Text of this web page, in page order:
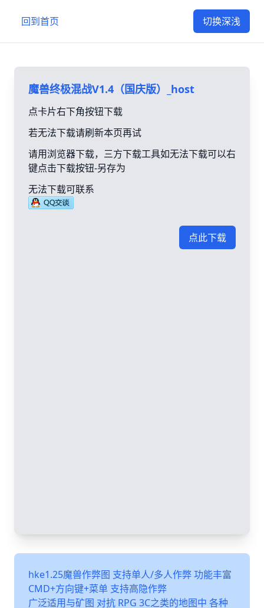
回到首页 切换深浅
魔兽终极混战V1.4（国庆版）_host
点卡片右下角按钮下载
若无法下载请刷新本页再试
请用浏览器下载，三方下载工具如无法下载可以右
键点击下载按钮-另存为
无法下载可联系
点此下载
hke1.25魔兽作弊图 支持单人/多人作弊 功能丰富
CMD+方向键+菜单 支持高隐作弊
广泛适用与矿图 对抗 RPG 3C之类的地图中 各种